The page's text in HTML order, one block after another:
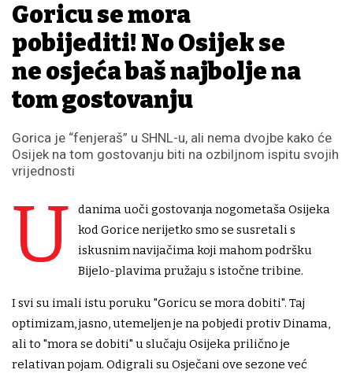
Goricu se mora
pobijediti! No Osijek se
ne osjeća baš najbolje na
tom gostovanju
Gorica je “fenjeraš” u SHNL-u, ali nema dvojbe kako će
Osijek na tom gostovanju biti na ozbiljnom ispitu svojih
vrijednosti
U
danima uoči gostovanja nogometaša Osijeka
kod Gorice nerijetko smo se susretali s
iskusnim navijačima koji mahom podršku
Bijelo-plavima pružaju s istočne tribine.
I svi su imali istu poruku "Goricu se mora dobiti". Taj
optimizam, jasno, utemeljen je na pobjedi protiv Dinama,
ali to "mora se dobiti" u slučaju Osijeka prilično je
relativan pojam. Odigrali su Osječani ove sezone već